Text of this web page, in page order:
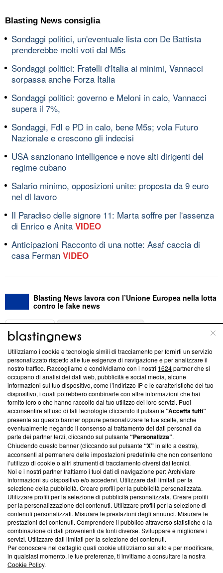
Blasting News consiglia
Sondaggi politici, un'eventuale lista con De Battista
prenderebbe molti voti dal M5s
Sondaggi politici: Fratelli d'Italia ai minimi, Vannacci
sorpassa anche Forza Italia
Sondaggi politici: governo e Meloni in calo, Vannacci
supera il 7%,
Sondaggi, FdI e PD in calo, bene M5s; vola Futuro
Nazionale e crescono gli indecisi
USA sanzionano intelligence e nove alti dirigenti del
regime cubano
Salario minimo, opposizioni unite: proposta da 9 euro
nel dl lavoro
Il Paradiso delle signore 11: Marta soffre per l'assenza
di Enrico e Anita VIDEO
Anticipazioni Racconto di una notte: Asaf caccia di
casa Ferman VIDEO
Blasting News lavora con l’Unione Europea nella lotta
contro le fake news
ABOUT
Questa sezione offre informazioni trasparenti su Blasting
News, sui nostri processi editoriali e su come ci impegniamo a
creare news di qualità. Inoltre, afferma la nostra aderenza a
‘Trust Project - News with Integrity’Blasting News non è
ancora membro del programma, ma ha richiesto di farne
parte; Trust Project non ha ancora effettuato una verifica di
conformità agli standard.
Su di noi
Team editoriale
Corporate
Redazione
Informativa Privacy
Cookie Policy
Blasting SA, IDI CHE-247.845.224, Via Carlo Frasca, 3 - 6900
Lugano (Svizzera) Tel:+39 0690258937
Utilizziamo i cookie e tecnologie simili di tracciamento per fornirti un servizio
personalizzato rispetto alle tue esigenze di navigazione e per analizzare il
nostro traffico. Raccogliamo e condividiamo con i nostri 1624partner che si
occupano di analisi dei dati web, pubblicità e social media, alcune
informazioni sul tuo dispositivo, come l’indirizzo IP e le caratteristiche del tuo
dispositivo, i quali potrebbero combinarle con altre informazioni che hai
fornito loro o che hanno raccolto dal tuo utilizzo dei loro servizi. Puoi
acconsentire all’uso di tali tecnologie cliccando il pulsante“Accetta tutti”
presente su questo banner oppure personalizzare le tue scelte, anche
eventualmente negando il consenso al trattamento dei dati personali da
parte dei partner terzi, cliccando sul pulsante“Personalizza”.
Chiudendo questo banner (cliccando sul pulsante“X”in alto a destra),
acconsenti al permanere delle impostazioni predefinite che non consentono
l’utilizzo di cookie o altri strumenti di tracciamento diversi dai tecnici.
Noi e i nostri partner trattiamo i tuoi dati di navigazione per: Archiviare
informazioni su dispositivo e/o accedervi. Utilizzare dati limitati per la
selezione della pubblicità. Creare profili per la pubblicità personalizzata.
Utilizzare profili per la selezione di pubblicità personalizzata. Creare profili
per la personalizzazione dei contenuti. Utilizzare profili per la selezione di
contenuti personalizzati. Misurare le prestazioni degli annunci. Misurare le
prestazioni dei contenuti. Comprendere il pubblico attraverso statistiche o la
combinazione di dati provenienti da fonti diverse. Sviluppare e migliorare i
servizi. Utilizzare dati limitati per la selezione dei contenuti.
Per conoscere nel dettaglio quali cookie utilizziamo sul sito e per modificare,
in qualsiasi momento, le tue preferenze, ti invitiamo a consultare la nostra
Cookie Policy.